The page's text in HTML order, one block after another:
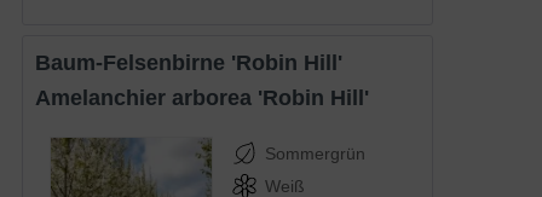
Baum-Felsenbirne 'Robin Hill'
Amelanchier arborea 'Robin Hill'
Sommergrün
Weiß